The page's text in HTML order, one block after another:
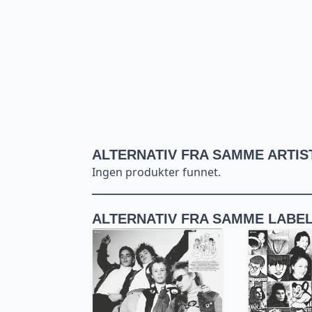
ALTERNATIV FRA SAMME
Ingen produkter funnet.
ALTERNATIV FRA SAMME